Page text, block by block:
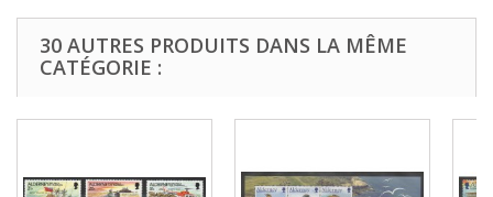
30 AUTRES PRODUITS DANS LA MÊME
CATÉGORIE :